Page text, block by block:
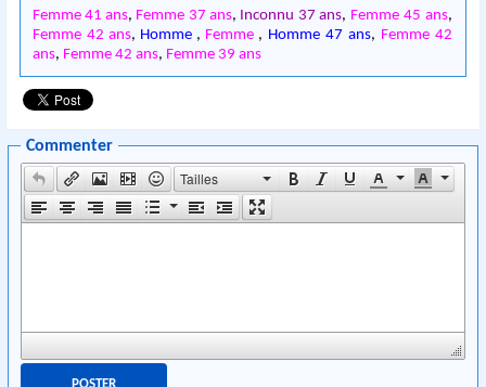
Femme 41 ans, Femme 37 ans, Inconnu 37 ans, Femme 45 ans,
Femme 42 ans, Homme , Femme , Homme 47 ans, Femme 42
ans, Femme 42 ans, Femme 39 ans
Commenter
Tailles